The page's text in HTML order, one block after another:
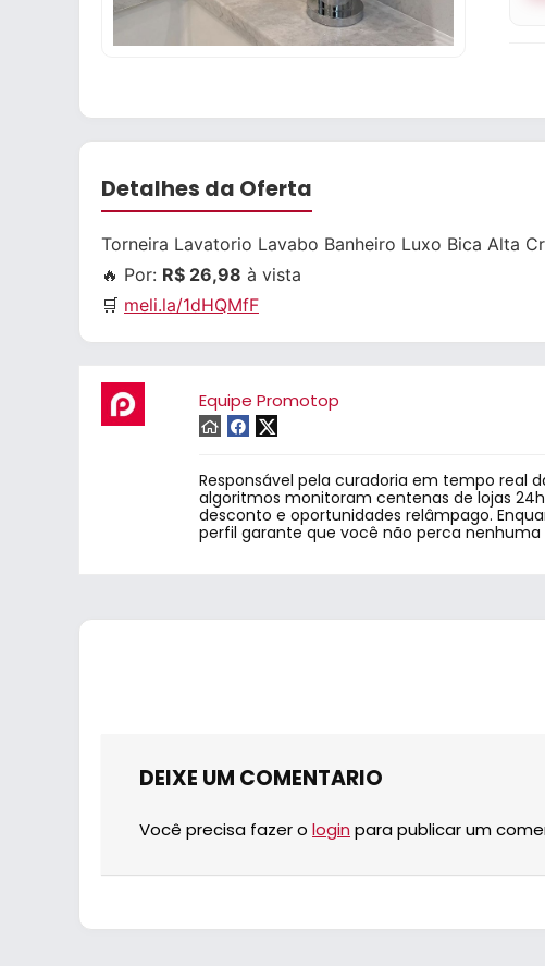
Detalhes da Oferta
Torneira Lavatorio Lavabo Banheiro Luxo Bica Alta
🔥 Por: R$ 26,98 à vista
🛒 meli.la/1dHQMfF
Equipe Promotop
Responsável pela curadoria em tempo real
algoritmos monitoram centenas de lojas
desconto e oportunidades relâmpago.
perfil garante que você não perca nenhuma
DEIXE UM COMENTARIO
Você precisa fazer o login para publicar um